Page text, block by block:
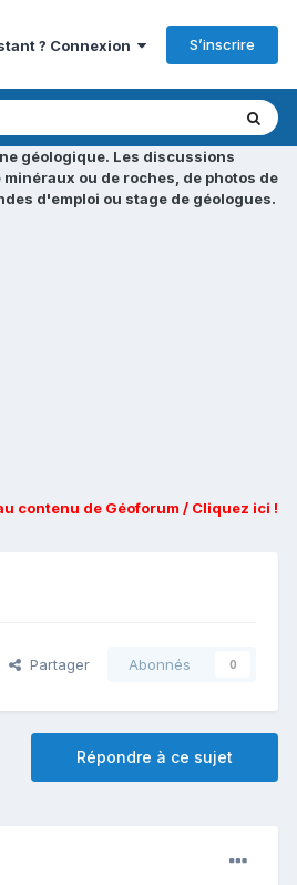
? Connexion S’inscrire
géologique. Les discussions
ou de roches, de photos de
d'emploi ou stage de géologues.
contenu de Géoforum / Cliquez ici !
Partager Abonnés 0
Répondre à ce sujet